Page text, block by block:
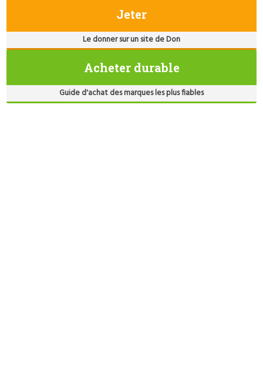
Jeter
Le donner sur un site de Don
Acheter durable
Guide d'achat des marques les plus fiables